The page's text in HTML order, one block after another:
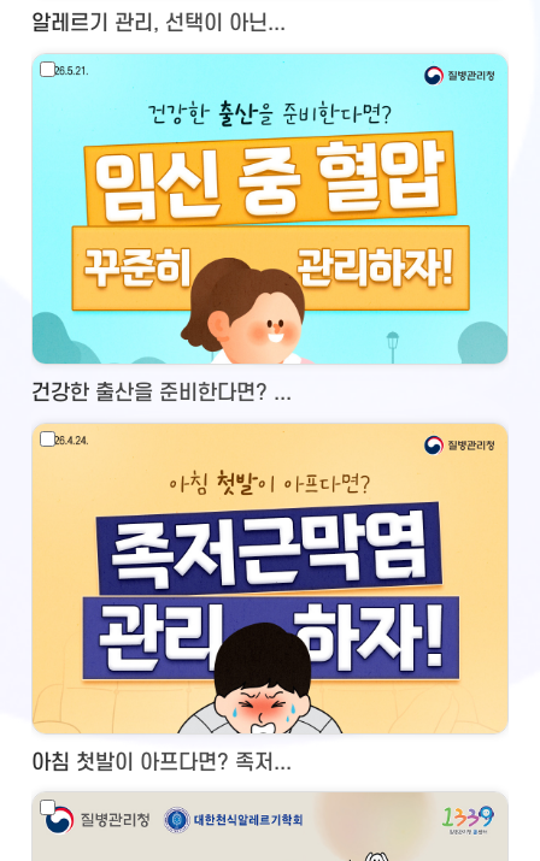
알레르기 관리, 선택이 아닌...
건강한 출산을 준비한다면? ...
아침 첫발이 아프다면? 족저...